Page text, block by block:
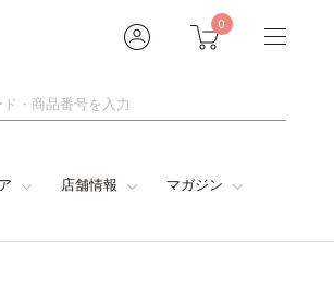
0
店舗情報 マガジン